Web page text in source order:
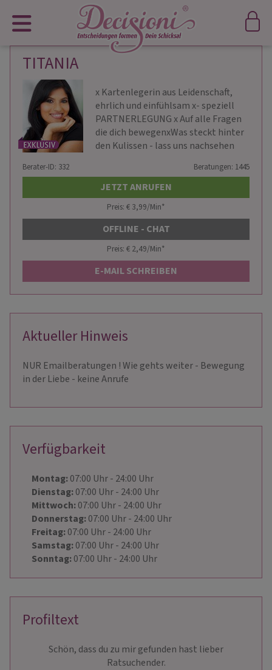
TITANIA
x️ Kartenlegerin aus Leidenschaft,
ehrlich und einfühlsam x- speziell
PARTNERLEGUNG x Auf alle Fragen
die dich bewegenxWas steckt hinter
den Kulissen - lass uns nachsehen
Berater-ID: 332 Beratungen: 1445
JETZT ANRUFEN
Preis: € 3,99/Min*
OFFLINE - CHAT
Preis: € 2,49/Min*
E-MAIL SCHREIBEN
Aktueller Hinweis
NUR Emailberatungen ! Wie gehts weiter - Bewegung
in der Liebe - keine Anrufe
Verfügbarkeit
Montag:07:00 Uhr- 24:00 Uhr
Dienstag:07:00 Uhr- 24:00 Uhr
Mittwoch:07:00 Uhr- 24:00 Uhr
Donnerstag:07:00 Uhr- 24:00 Uhr
Freitag:07:00 Uhr- 24:00 Uhr
Samstag:07:00 Uhr- 24:00 Uhr
Sonntag:07:00 Uhr- 24:00 Uhr
Profiltext
Schön, dass du zu mir gefunden hast lieber
Ratsuchender.